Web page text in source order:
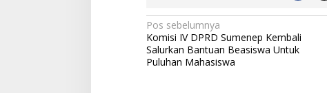
N
a
v
Pos sebelumnya
Komisi IV DPRD Sumenep Kembali
Salurkan Bantuan Beasiswa Untuk
Puluhan Mahasiswa